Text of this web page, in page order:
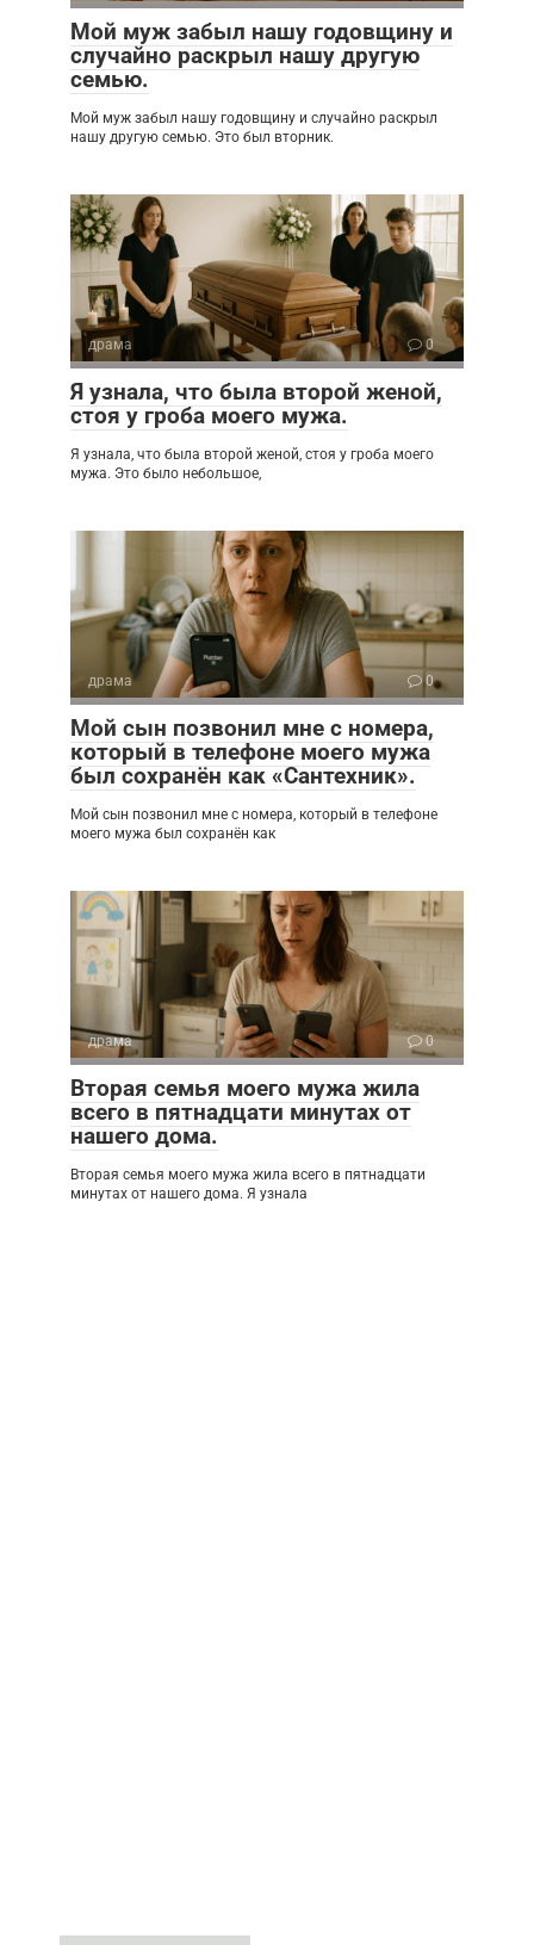
Мой муж забыл нашу годовщину и
случайно раскрыл нашу другую
семью.
Мой муж забыл нашу годовщину и случайно раскрыл
нашу другую семью. Это был вторник.
драма 0
Я узнала, что была второй женой,
стоя у гроба моего мужа.
Я узнала, что была второй женой, стоя у гроба моего
мужа. Это было небольшое,
драма 0
Мой сын позвонил мне с номера,
который в телефоне моего мужа
был сохранён как «Сантехник».
Мой сын позвонил мне с номера, который в телефоне
моего мужа был сохранён как
драма 0
Вторая семья моего мужа жила
всего в пятнадцати минутах от
нашего дома.
Вторая семья моего мужа жила всего в пятнадцати
минутах от нашего дома. Я узнала